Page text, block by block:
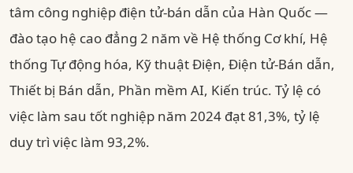
tâm công nghiệp điện tử-bán dẫn của Hàn Quốc —
đào tạo hệ cao đẳng 2 năm về Hệ thống Cơ khí, Hệ
thống Tự động hóa, Kỹ thuật Điện, Điện tử-Bán dẫn,
Thiết bị Bán dẫn, Phần mềm AI, Kiến trúc. Tỷ lệ có
việc làm sau tốt nghiệp năm 2024 đạt 81,3%, tỷ lệ
duy trì việc làm 93,2%.